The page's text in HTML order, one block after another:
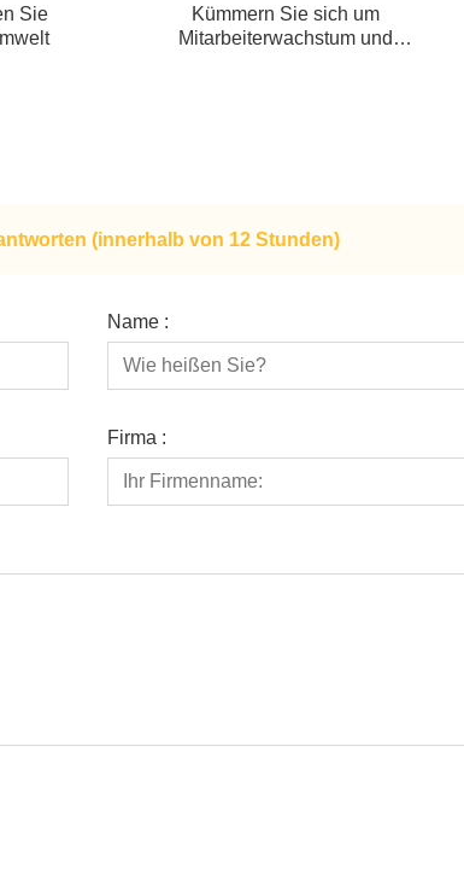
Sie
Kümmern Sie sich um
Mitarbeiterwachstum und
(innerhalb von 12 Stunden)
Name :
Firma :